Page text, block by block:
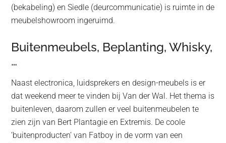
(bekabeling) en Siedle (deurcommunicatie) is ruimte in de
meubelshowroom ingeruimd.
Buitenmeubels, Beplanting, Whisky,
…
Naast electronica, luidsprekers en design-meubels is er
dat weekend meer te vinden bij Van der Wal. Het thema is
buitenleven, daarom zullen er veel buitenmeubelen te
zien zijn van Bert Plantagie en Extremis. De coole
‘buitenproducten’ van Fatboy in de vorm van een